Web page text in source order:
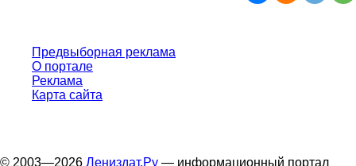
Предвыборная реклама
О портале
Реклама
Карта сайта
© 2003—2026 Лениздат.Ру — информационный портал